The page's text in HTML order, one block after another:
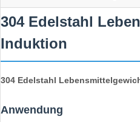
304 Edelstahl
Induktion
304 Edelstahl
Anwendung